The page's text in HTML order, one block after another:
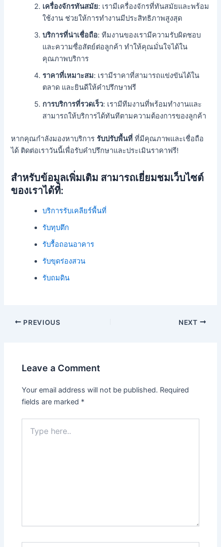
เครื่องจักรทันสมัย: เรามีเครื่องจักรที่ทันสมัยและพร้อม
ใช้งาน ช่วยให้การทำงานมีประสิทธิภาพสูงสุด
บริการที่น่าเชื่อถือ: ทีมงานของเรามีความรับผิดชอบ
และความซื่อสัตย์ต่อลูกค้า ทำให้คุณมั่นใจได้ใน
คุณภาพบริการ
ราคาที่เหมาะสม: เรามีราคาที่สามารถแข่งขันได้ใน
ตลาด และยินดีให้คำปรึกษาฟรี
การบริการที่รวดเร็ว: เรามีทีมงานที่พร้อมทำงานและ
สามารถให้บริการได้ทันทีตามความต้องการของลูกค้า
หากคุณกำลังมองหาบริการรับปรับพื้นที่ ที่มีคุณภาพและเชื่อถือ
ได้ ติดต่อเราวันนี้เพื่อรับคำปรึกษาและประเมินราคาฟรี!
สำหรับข้อมูลเพิ่มเติม สามารถเยี่ยมชมเว็บไซต์
ของเราได้ที่:
บริการรับเคลียร์พื้นที่
รับทุบตึก
รับรื้อถอนอาคาร
รับขุดร่องสวน
รับถมดิน
PREVIOUS NEXT
Leave a Comment
Your email address will not be published. Required
fields are marked *
here..